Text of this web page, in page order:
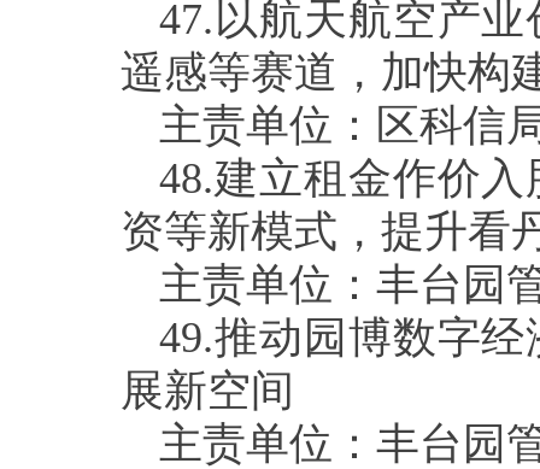
47.以航天航空产
遥感等赛道，加快构
主责单位：区科信
48.建立租金作价
资等新模式，提升看
主责单位：丰台园
49.推动园博数字
展新空间
主责单位：丰台园